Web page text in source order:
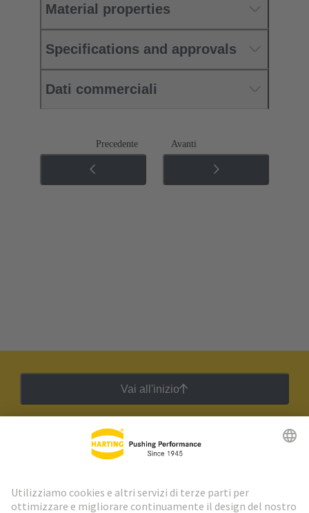
Material properties
Specifications and approvals
Dati commerciali
Precedente Avanti
Vai all'inizio
Newsletter HARTING